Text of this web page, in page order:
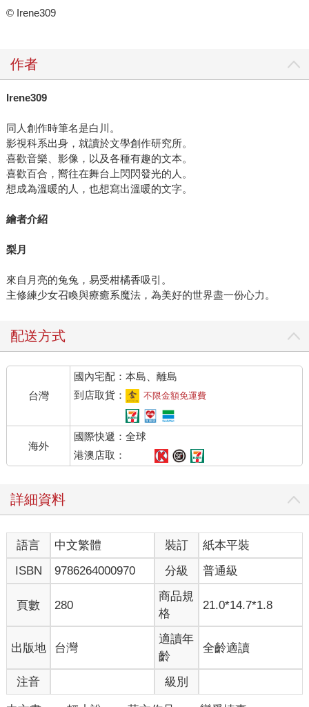
© Irene309
作者
Irene309
同人創作時筆名是白川。
影視科系出身，就讀於文學創作研究所。
喜歡音樂、影像，以及各種有趣的文本。
喜歡百合，嚮往在舞台上閃閃發光的人。
想成為溫暖的人，也想寫出溫暖的文字。
繪者介紹
梨月
來自月亮的兔兔，易受柑橘香吸引。
主修練少女召喚與療癒系魔法，為美好的世界盡一份心力。
配送方式
台灣
國內宅配：本島、離島
到店取貨：
不限金額免運費
海外
國際快遞：全球
港澳店取：
詳細資料
語言 中文繁體 裝訂
紙本平裝
ISBN
9786264000970 分級 普通級
頁數 280
商品規
格
21.0*14.7*1.8
出版地 台灣
適讀年
齡
全齡適讀
注音 級別